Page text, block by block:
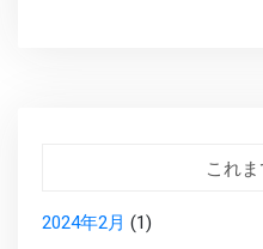
これ
2024年2月 (1)